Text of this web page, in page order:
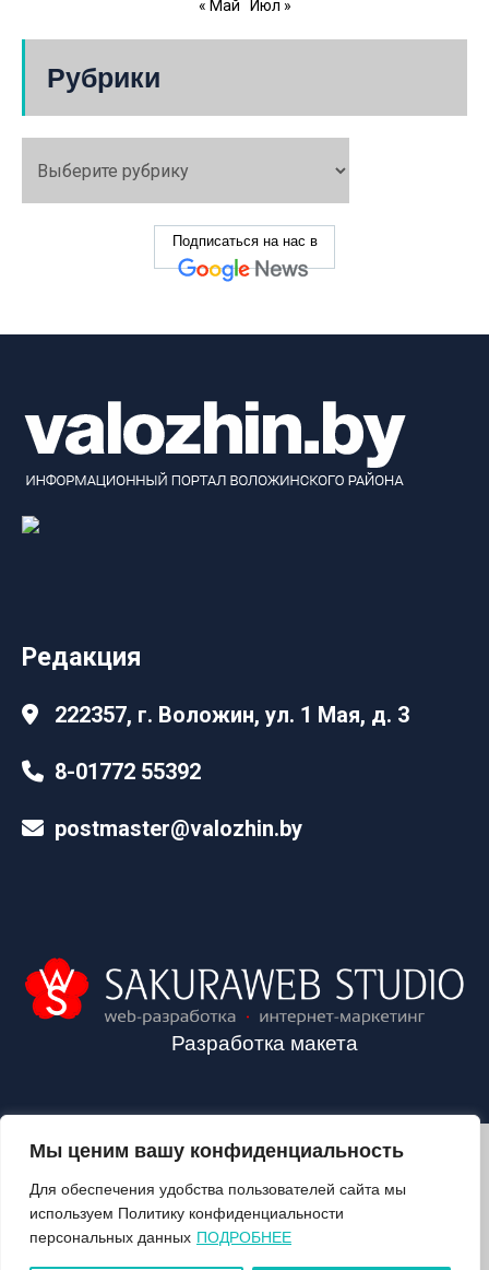
Мы ценим вашу конфиденциальность
Для обеспечения удобства пользователей сайта мы
используем Политику конфиденциальности
персональных данных ПОДРОБНЕЕ
« Май
Июл »
Рубрики
Подписаться на нас в
Редакция
222357, г. Воложин, ул. 1 Мая, д. 3
8-01772 55392
postmaster@valozhin.by
Разработка макета
2024©VALOZHIN.BY - НОВОСТИ ВОЛОЖИНСКОГО РАЙОНА
О ГАЗЕТЕ